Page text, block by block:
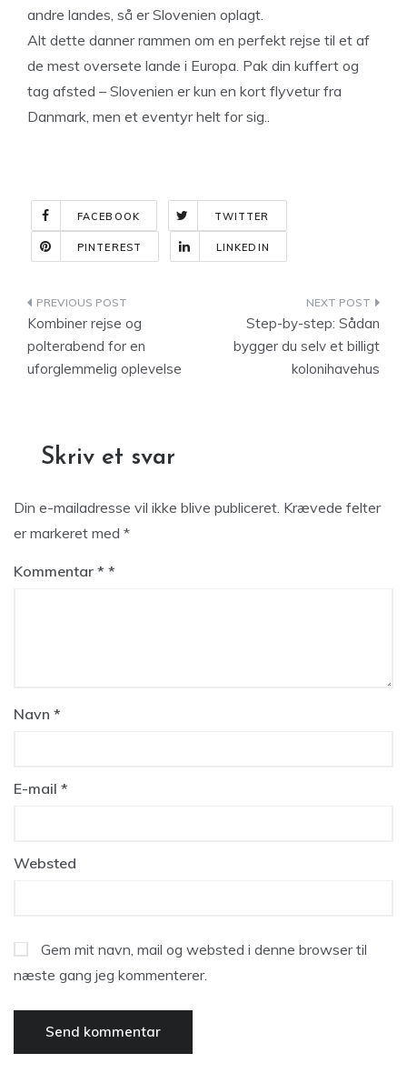
andre landes, så er Slovenien oplagt.
Alt dette danner rammen om en perfekt rejse til et af
de mest oversete lande i Europa. Pak din kuffert og
tag afsted – Slovenien er kun en kort flyvetur fra
Danmark, men et eventyr helt for sig..
FACEBOOK TWITTER
PINTEREST LINKEDIN
Indlægsnavigation
Kombiner rejse og
polterabend for en
uforglemmelig oplevelse
Step-by-step: Sådan
bygger du selv et billigt
kolonihavehus
Skriv et svar
Din e-mailadresse vil ikke blive publiceret. Krævede felter
er markeret med *
Kommentar *
Navn *
E-mail *
Websted
Gem mit navn, mail og websted i denne browser til
næste gang jeg kommenterer.